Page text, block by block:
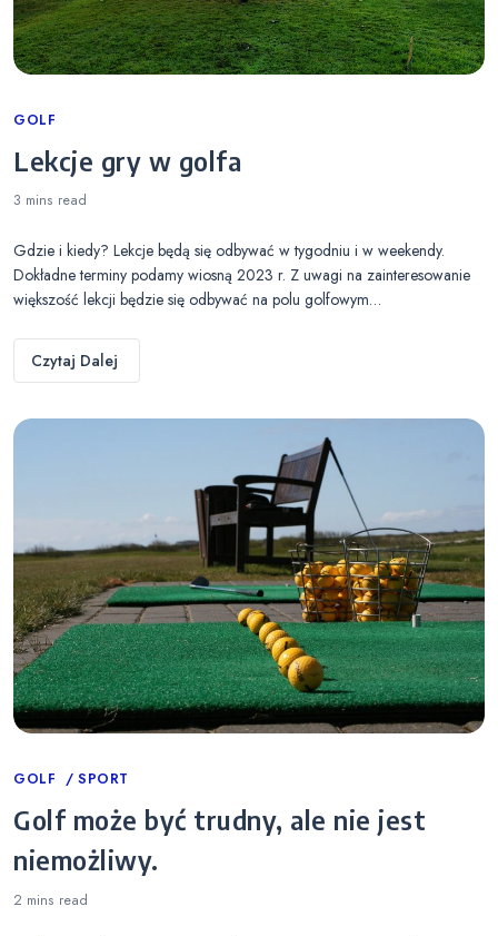
Categories
GOLF
Lekcje gry w golfa
3 mins read
Gdzie i kiedy? Lekcje będą się odbywać w tygodniu i w weekendy.
Dokładne terminy podamy wiosną 2023 r. Z uwagi na zainteresowanie
większość lekcji będzie się odbywać na polu golfowym…
Czytaj Dalej
Categories
GOLF SPORT
Golf może być trudny, ale nie jest
niemożliwy.
2 mins read